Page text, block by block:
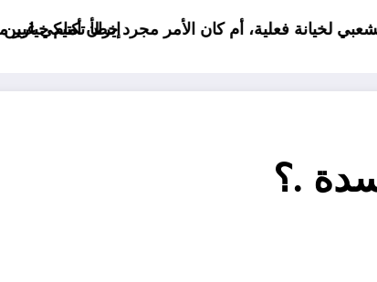
فعلية، أم كان الأمر مجرد خطأ تكتيكي غير مقصود؟
إيران أمام خيارين الرضوخ
.؟